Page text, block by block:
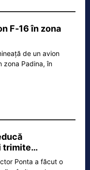
F‑16 în zona
de un avion
zona Padina, în
trimite…
Ponta a făcut o